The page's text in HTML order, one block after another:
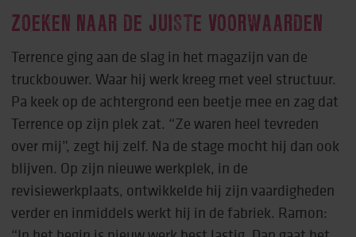
ZOEKEN NAAR DE JUISTE VOORWAARDEN
Terrence ging aan de slag in het magazijn van de
truckbouwer. Waar hij werk kreeg met veel structuur.
Pa keek op de achtergrond een beetje mee en zag dat
Terrence op zijn plek zat. “Ze waren heel tevreden
over mij”, zegt hij zelf. Na de stage mocht hij dan ook
blijven. Op zijn nieuwe werkplek, in de
revisiewerkplaats, ontwikkelde hij zijn vaardigheden
verder en inmiddels werkt hij in de fabriek. Ramon: